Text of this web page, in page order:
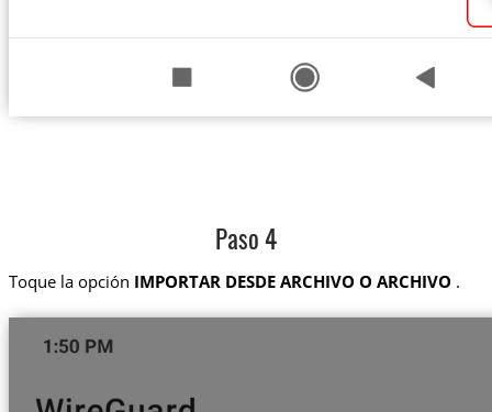
Paso 4
Toque la opción IMPORTAR DESDE ARCHIVO O ARCHIVO .